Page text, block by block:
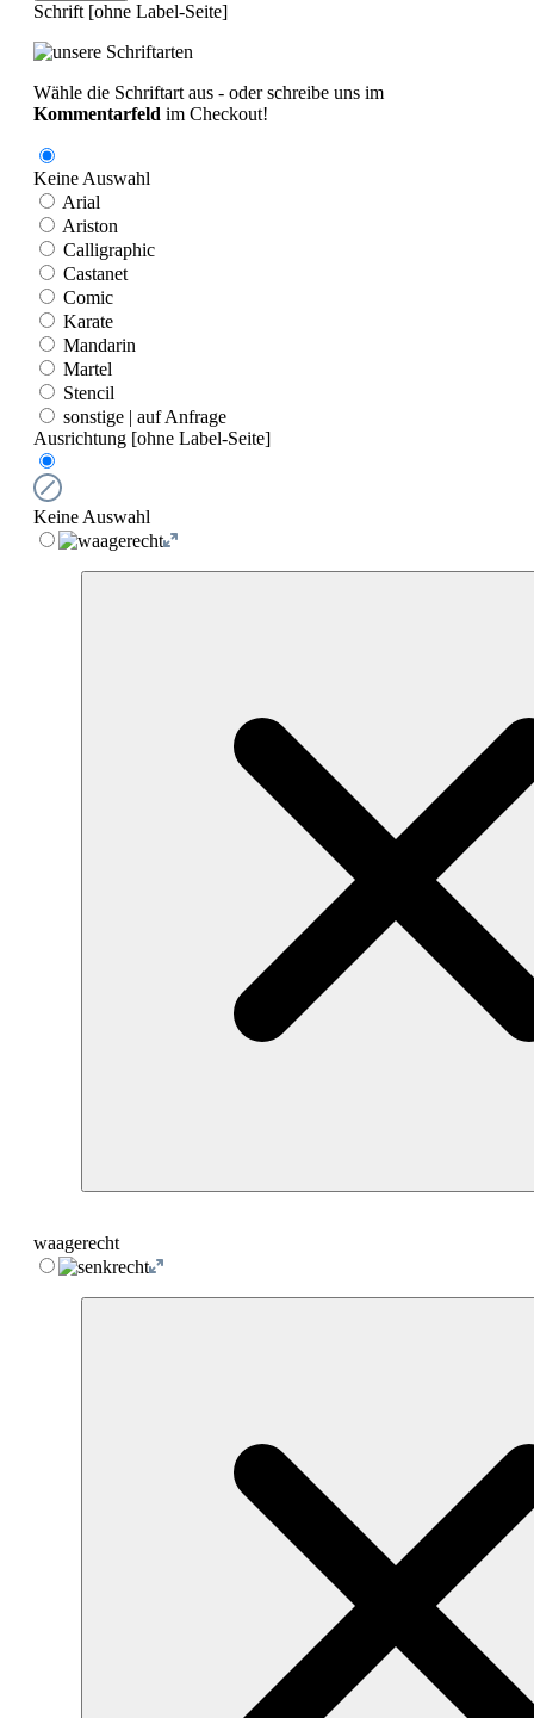
Schrift [ohne Label-Seite]
Wähle die Schriftart aus - oder schreibe uns im
Kommentarfeld im Checkout!
Keine Auswahl
Arial
Ariston
Calligraphic
Castanet
Comic
Karate
Mandarin
Martel
Stencil
sonstige | auf Anfrage
Ausrichtung [ohne Label-Seite]
Keine Auswahl
waagerecht